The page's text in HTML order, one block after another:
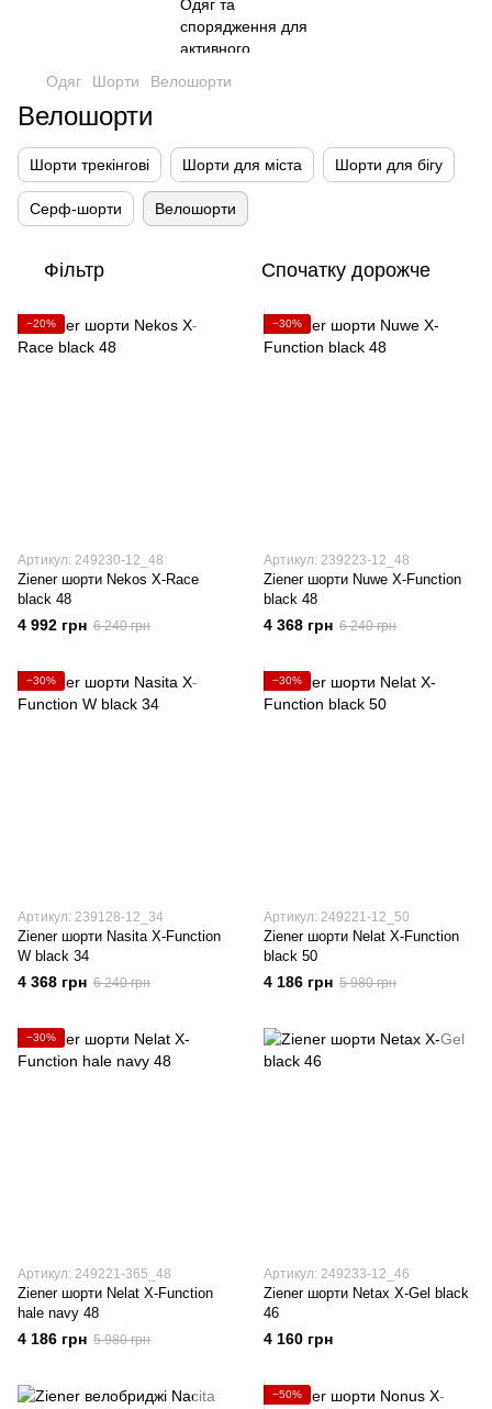
Одяг Шорти Велошорти
Велошорти
Шорти трекінгові Шорти для міста Шорти для бігу
Серф-шорти Велошорти
Фільтр Спочатку дорожче
−20%
Артикул: 249230-12_48
Ziener шорти Nekos X-Race
black 48
4 992 грн 6 240 грн
−30%
Артикул: 239223-12_48
Ziener шорти Nuwe X-Function
black 48
4 368 грн 6 240 грн
−30%
Артикул: 239128-12_34
Ziener шорти Nasita X-Function
W black 34
4 368 грн 6 240 грн
−30%
Артикул: 249221-12_50
Ziener шорти Nelat X-Function
black 50
4 186 грн 5 980 грн
−30%
Артикул: 249221-365_48
Ziener шорти Nelat X-Function
hale navy 48
4 186 грн 5 980 грн
Артикул: 249233-12_46
Ziener шорти Netax X-Gel black
46
4 160 грн
−50%